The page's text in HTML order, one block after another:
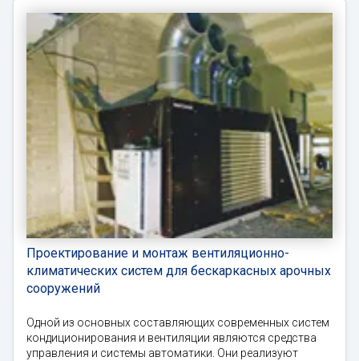
Проектирование и монтаж вентиляционно-
климатических систем для бескаркасных арочных
сооружений
Одной из основных составляющих современных систем
кондиционирования и вентиляции являются средства
управления и системы автоматики. Они реализуют